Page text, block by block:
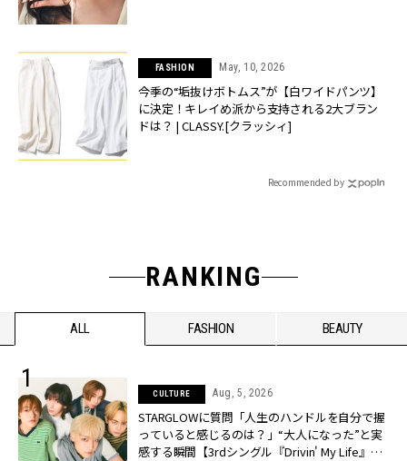
FASHION May, 10, 2026
今季の“垢抜けボトムス”が【白ワイドパンツ】
に決定！キレイめ派から支持される2大ブラン
ドは？ | CLASSY.[クラッシィ]
Recommended by
RANKING
ALL FASHION BEAUTY
CULTURE Aug, 5, 2026
STARGLOWに質問「人生のハンドルを自分で握
っていると感じるのは？」“大️人になった”と実
感する瞬間【3rdシングル『Drivin' My Life』発